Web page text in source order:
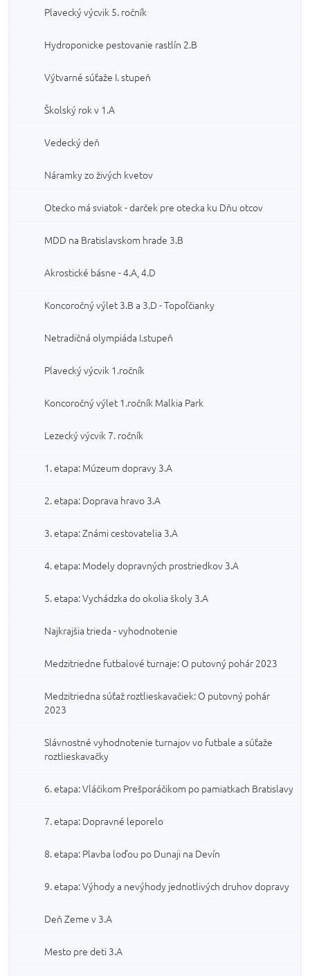
Plavecký výcvik 5. ročník
Hydroponicke pestovanie rastlín 2.B
Výtvarné súťaže I. stupeň
Školský rok v 1.A
Vedecký deň
Náramky zo živých kvetov
Otecko má sviatok - darček pre otecka ku Dňu otcov
MDD na Bratislavskom hrade 3.B
Akrostické básne - 4.A, 4.D
Koncoročný výlet 3.B a 3.D - Topoľčianky
Netradičná olympiáda I.stupeň
Plavecký výcvik 1.ročník
Koncoročný výlet 1.ročník Malkia Park
Lezecký výcvik 7. ročník
1. etapa: Múzeum dopravy 3.A
2. etapa: Doprava hravo 3.A
3. etapa: Známi cestovatelia 3.A
4. etapa: Modely dopravných prostriedkov 3.A
5. etapa: Vychádzka do okolia školy 3.A
Najkrajšia trieda - vyhodnotenie
Medzitriedne futbalové turnaje: O putovný pohár 2023
Medzitriedna súťaž roztlieskavačiek: O putovný pohár
2023
Slávnostné vyhodnotenie turnajov vo futbale a súťaže
roztlieskavačky
6. etapa: Vláčikom Prešporáčikom po pamiatkach Bratislavy
7. etapa: Dopravné leporelo
8. etapa: Plavba loďou po Dunaji na Devín
9. etapa: Výhody a nevýhody jednotlivých druhov dopravy
Deň Zeme v 3.A
Mesto pre deti 3.A